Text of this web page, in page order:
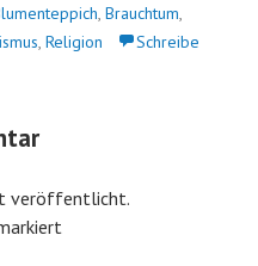
, Brauchtum,
, Religion
Schreibe
veröffentlicht.